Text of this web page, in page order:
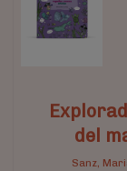
del
Sanz,